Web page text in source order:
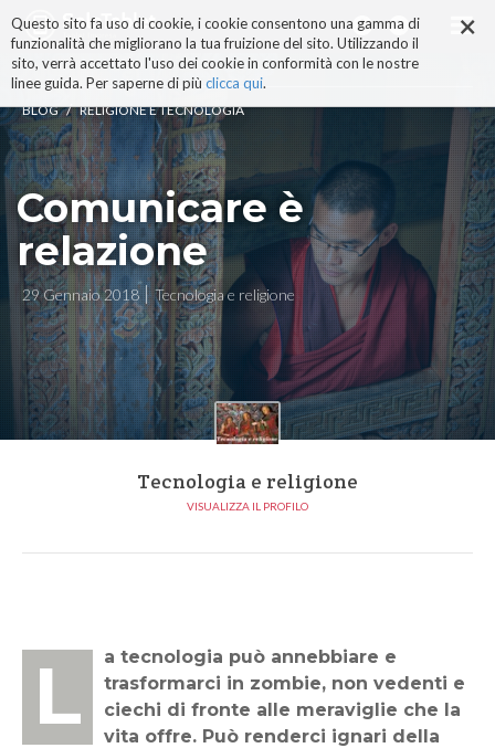
×
Questo sito fa uso di cookie, i cookie consentono una gamma di
funzionalità che migliorano la tua fruizione del sito. Utilizzando il
sito, verrà accettato l'uso dei cookie in conformità con le nostre
linee guida. Per saperne di più clicca qui.
ai
contenuti.
|
alla
navigazione
BLOG / RELIGIONE E TECNOLOGIA
Comunicare è
relazione
29 Gennaio 2018 Tecnologia e religione
Tecnologia e religione
VISUALIZZA IL PROFILO
La tecnologia può annebbiare e
trasformarci in zombie, non vedenti e
ciechi di fronte alle meraviglie che la
vita offre. Può renderci ignari della